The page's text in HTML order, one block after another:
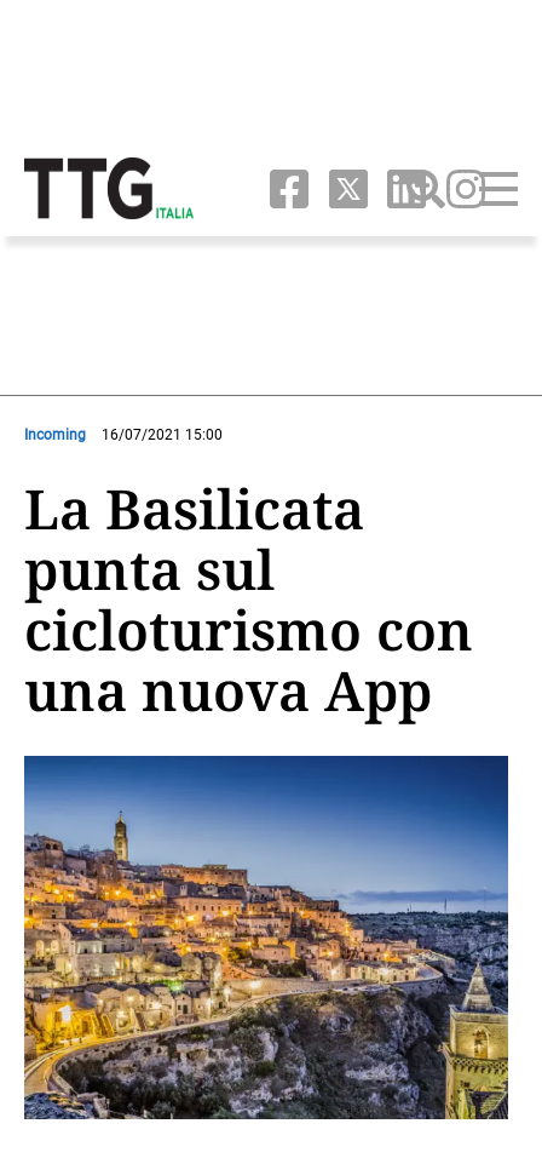
Incoming 16/07/2021 15:00
La Basilicata
punta sul
cicloturismo con
una nuova App